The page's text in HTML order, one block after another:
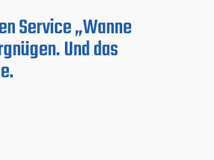
Service „Wanne
Und das